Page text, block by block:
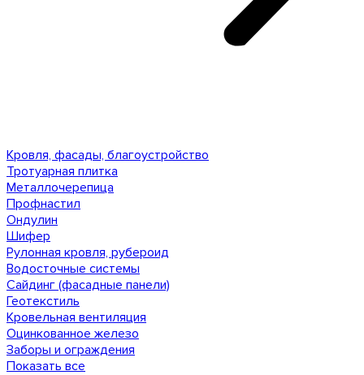
Кровля, фасады, благоустройство
Тротуарная плитка
Металлочерепица
Профнастил
Ондулин
Шифер
Рулонная кровля, рубероид
Водосточные системы
Сайдинг (фасадные панели)
Геотекстиль
Кровельная вентиляция
Оцинкованное железо
Заборы и ограждения
Показать все